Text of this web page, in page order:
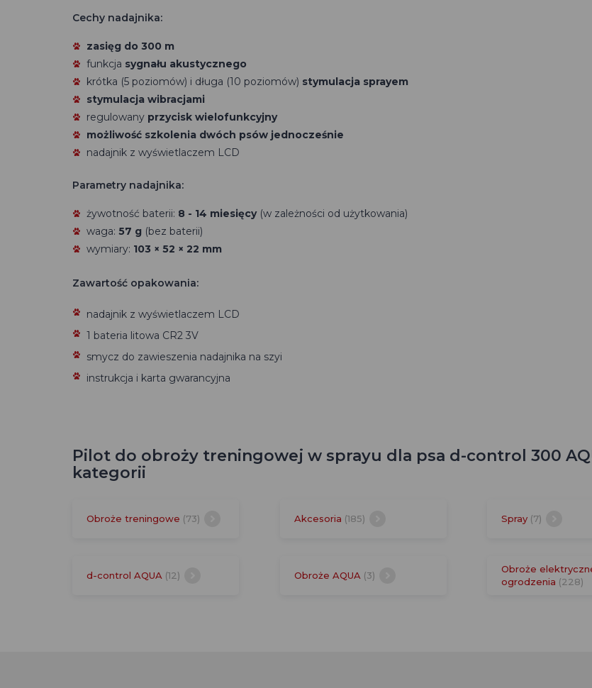
Cechy nadajnika:
zasięg do 300 m
funkcja sygnału akustycznego
krótka (5 poziomów) i długa (10 poziomów) stymulacja sprayem
stymulacja wibracjami
regulowany przycisk wielofunkcyjny
możliwość szkolenia dwóch psów jednocześnie
nadajnik z wyświetlaczem LCD
Parametry nadajnika:
żywotność baterii: 8 - 14 miesięcy(w zależności od użytkowania)
waga: 57 g (bez baterii)
wymiary: 103 × 52 × 22 mm
Zawartość opakowania:
nadajnik z wyświetlaczem LCD
1 bateria litowa CR2 3V
smycz do zawieszenia nadajnika na szyi
instrukcja i karta gwarancyjna
Pilot do obroży treningowej w sprayu dla psa d-control 300
kategorii
Obroże treningowe (73) Akcesoria (185) Spray (7)
d-control AQUA (12) Obroże AQUA (3)
Obroże
ogrodzenia (228)